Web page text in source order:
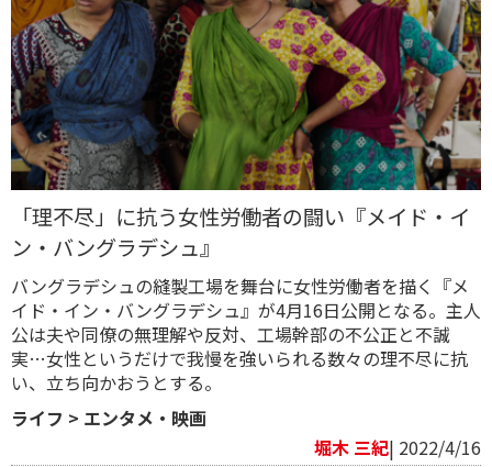
「理不尽」に抗う女性労働者の闘い『メイド・イ
ン・バングラデシュ』
バングラデシュの縫製工場を舞台に女性労働者を描く『メ
イド・イン・バングラデシュ』が4月16日公開となる。主人
公は夫や同僚の無理解や反対、工場幹部の不公正と不誠
実…女性というだけで我慢を強いられる数々の理不尽に抗
い、立ち向かおうとする。
ライフ > エンタメ・映画
堀木 三紀| 2022/4/16